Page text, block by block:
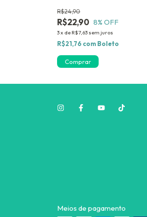
AMPOLAS DE BRINDE
R$22,90
R$24,90
8% OFF
3x de R$7,63 sem juros
R$21,76 com Boleto
Meios de pagamento